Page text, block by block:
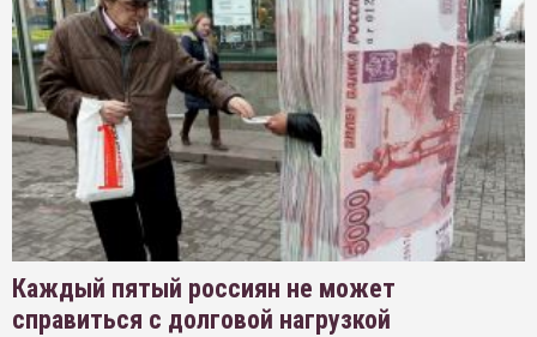
Каждый пятый россиян не может
справиться с долговой нагрузкой